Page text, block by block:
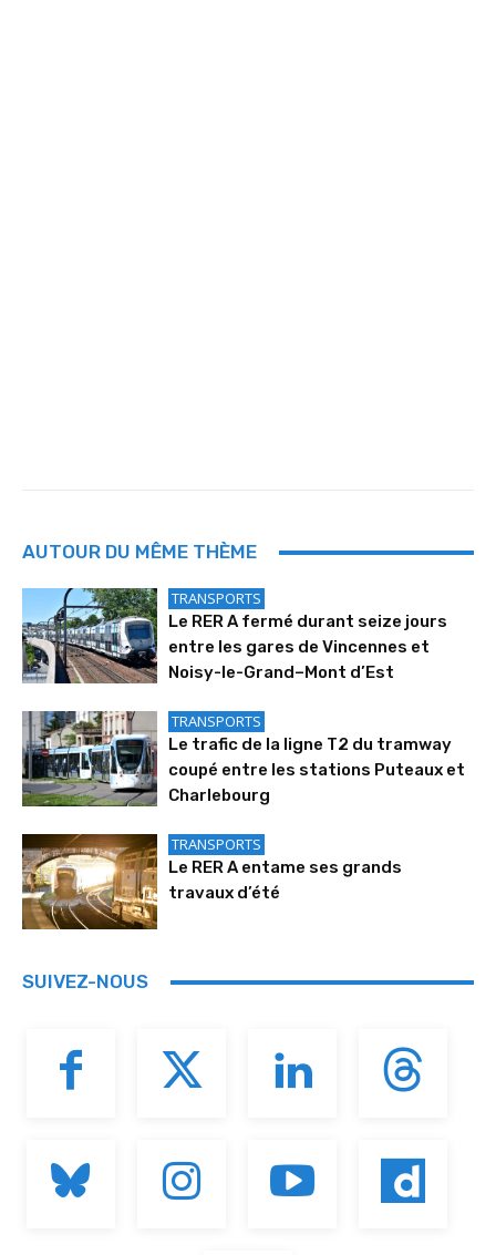
AUTOUR DU MÊME THÈME
TRANSPORTS
Le RER A fermé durant seize jours
entre les gares de Vincennes et
Noisy-le-Grand–Mont d’Est
TRANSPORTS
Le trafic de la ligne T2 du tramway
coupé entre les stations Puteaux et
Charlebourg
TRANSPORTS
Le RER A entame ses grands
travaux d’été
SUIVEZ-NOUS